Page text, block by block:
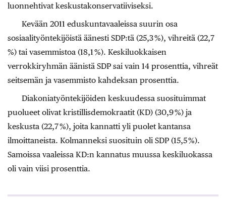
luonnehtivat keskustakonservatiiviseksi.
Kevään 2011 eduskuntavaaleissa suurin osa
sosiaalityöntekijöistä äänesti SDP:tä (25,3 %), vihreitä (22,7
%) tai vasemmistoa (18,1 %). Keskiluokkaisen
verrokkiryhmän äänistä SDP sai vain 14 prosenttia, vihreät
seitsemän ja vasemmisto kahdeksan prosenttia.
Diakoniatyöntekijöiden keskuudessa suosituimmat
puolueet olivat kristillisdemokraatit (KD) (30,9 %) ja
keskusta (22,7 %), joita kannatti yli puolet kantansa
ilmoittaneista. Kolmanneksi suosituin oli SDP (15,5 %).
Samoissa vaaleissa KD:n kannatus muussa keskiluokassa
oli vain viisi prosenttia.